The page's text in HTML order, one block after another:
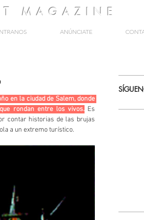
MAGAZINE
ANÚNCIATE
en la ciudad de Salem, donde
rondan entre los vivos. Es
contar historias de las brujas
a un extremo turístico.